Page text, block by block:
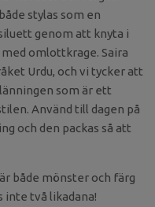
stylas som en
genom att knyta i
omlottkrage. Saira
Urdu, och vi tycker att
som är ett
Använd till dagen på
och den packas så att
både mönster och färg
inte två likadana!